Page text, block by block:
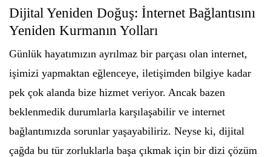
Dijital Yeniden Doğuş: İnternet Bağlantısını
Yeniden Kurmanın Yolları
Günlük hayatımızın ayrılmaz bir parçası olan internet,
işimizi yapmaktan eğlenceye, iletişimden bilgiye kadar
pek çok alanda bize hizmet veriyor. Ancak bazen
beklenmedik durumlarla karşılaşabilir ve internet
bağlantımızda sorunlar yaşayabiliriz. Neyse ki, dijital
çağda bu tür zorluklarla başa çıkmak için bir dizi çözüm